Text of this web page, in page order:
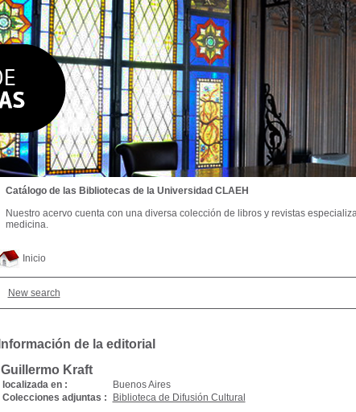
Inicio
New search
Información de la editorial
Guillermo Kraft
localizada en :
Buenos Aires
Colecciones adjuntas :
Biblioteca de Difusión Cultural
Catálogo de las Bibliotecas de la Universidad CLAEH
Nuestro acervo cuenta con una diversa colección de libros y revistas
medicina.